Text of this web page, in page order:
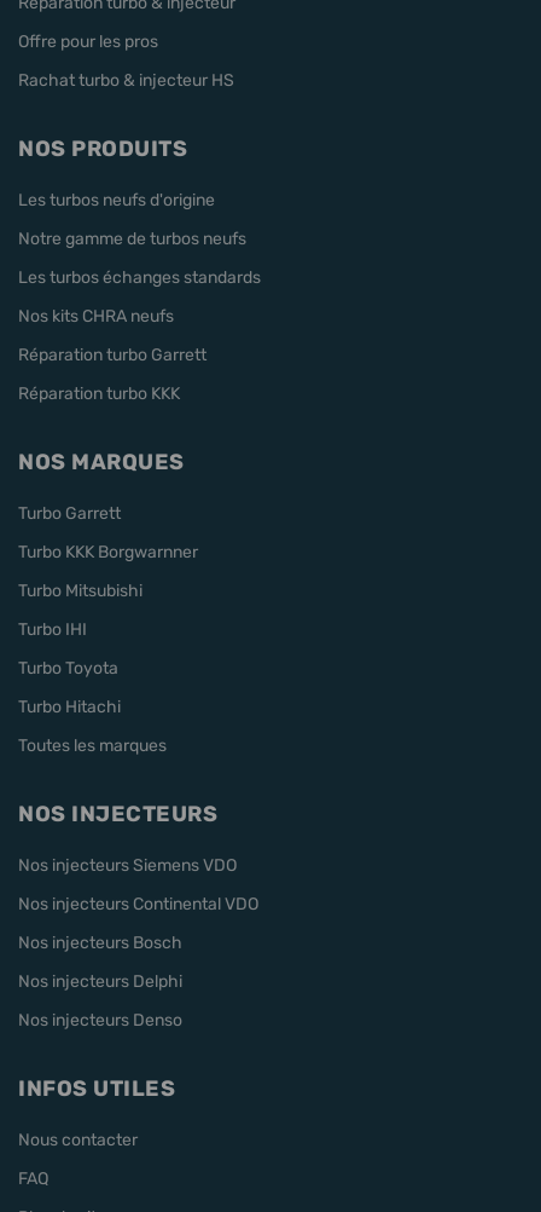
Offre pour les pros
Rachat turbo & injecteur HS
NOS PRODUITS
Les turbos neufs d'origine
Notre gamme de turbos neufs
Les turbos échanges standards
Nos kits CHRA neufs
Réparation turbo Garrett
Réparation turbo KKK
NOS MARQUES
Turbo Garrett
Turbo KKK Borgwarnner
Turbo Mitsubishi
Turbo IHI
Turbo Toyota
Turbo Hitachi
Toutes les marques
NOS INJECTEURS
Nos injecteurs Siemens VDO
Nos injecteurs Continental VDO
Nos injecteurs Bosch
Nos injecteurs Delphi
Nos injecteurs Denso
INFOS UTILES
Nous contacter
FAQ